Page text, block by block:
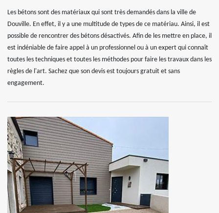
Les bétons sont des matériaux qui sont très demandés dans la ville de
Douville. En effet, il y a une multitude de types de ce matériau. Ainsi, il est
possible de rencontrer des bétons désactivés. Afin de les mettre en place, il
est indéniable de faire appel à un professionnel ou à un expert qui connaît
toutes les techniques et toutes les méthodes pour faire les travaux dans les
règles de l'art. Sachez que son devis est toujours gratuit et sans
engagement.